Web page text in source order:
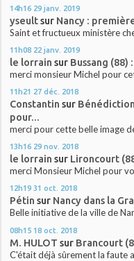
14h16 29 janv. 2019
yseultsur Nancy :
Saint et fructueux ministère
11h08 22 janv. 2019
le lorrain sur Bussang
merci monsieur Michel pour
11h21 27 déc. 2018
Constantin sur
pour...
merci pour cette belle image
13h16 29 nov. 2018
le lorrain sur Lironcourt
merci Monsieur Michel pour
12h19 31 oct. 2018
Pétin sur Nancy dans la
Belle initiative de la ville de
08h15 18 oct. 2018
M. HULOT sur Brancourt
C'était déjà sûrement la faute